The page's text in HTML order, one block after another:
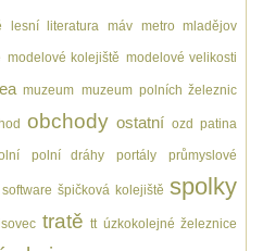
lesní literatura máv metro mladějov
modelové kolejiště modelové velikosti
muzeum muzeum polních železnic
obchody ostatní ozd patina
polní dráhy portály průmyslové
software špičková kolejiště spolky
tratě tt úzkokolejné železnice